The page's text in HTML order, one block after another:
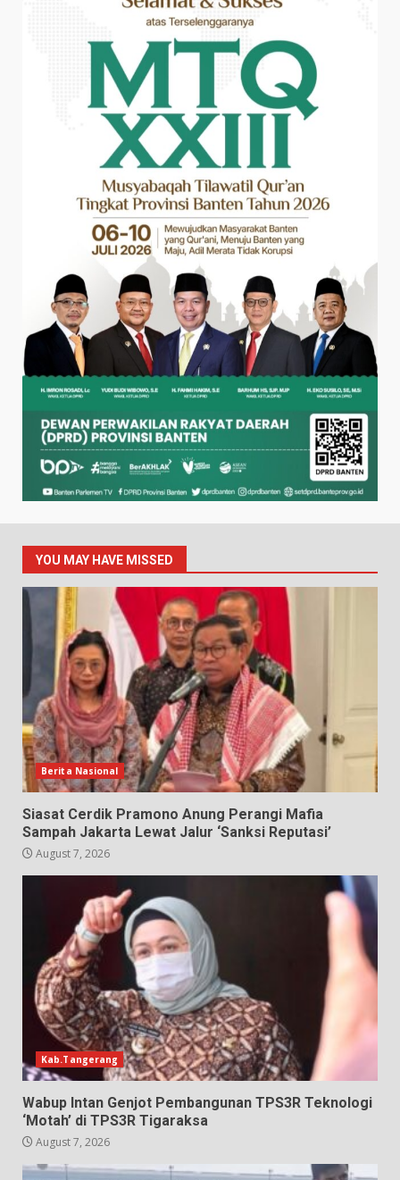
YOU MAY HAVE MISSED
Berita Nasional
Siasat Cerdik Pramono Anung Perangi Mafia
Sampah Jakarta Lewat Jalur ‘Sanksi Reputasi’
August 7, 2026
Kab.Tangerang
Wabup Intan Genjot Pembangunan TPS3R Teknologi
‘Motah’ di TPS3R Tigaraksa
August 7, 2026